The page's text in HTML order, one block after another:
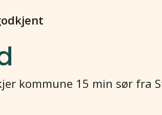
kommune 15 min sør fra